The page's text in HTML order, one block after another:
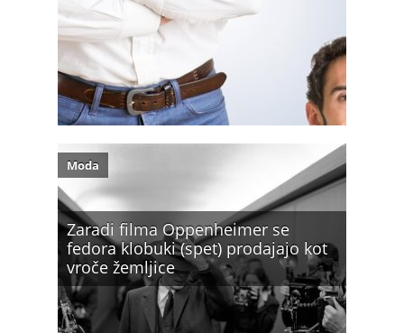
Zaradi filma Oppenheimer se
fedora klobuki (spet) prodajajo kot
vroče žemljice
Moda